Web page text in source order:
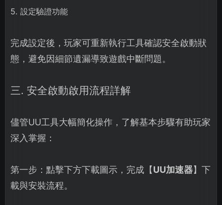
5. 設定驗證功能
完成設定後，玩家可重新執行工具確認安全啟動狀
態，避免因細節遺漏導致遊戲中斷問題。
三. 安全啟動啟用流程詳解
儘管UU工具大幅簡化操作，了解基本步驟有助玩家
深入掌握：
第一步：點擊下方下載圖示，完成【UU加速器】下
載與安裝流程。